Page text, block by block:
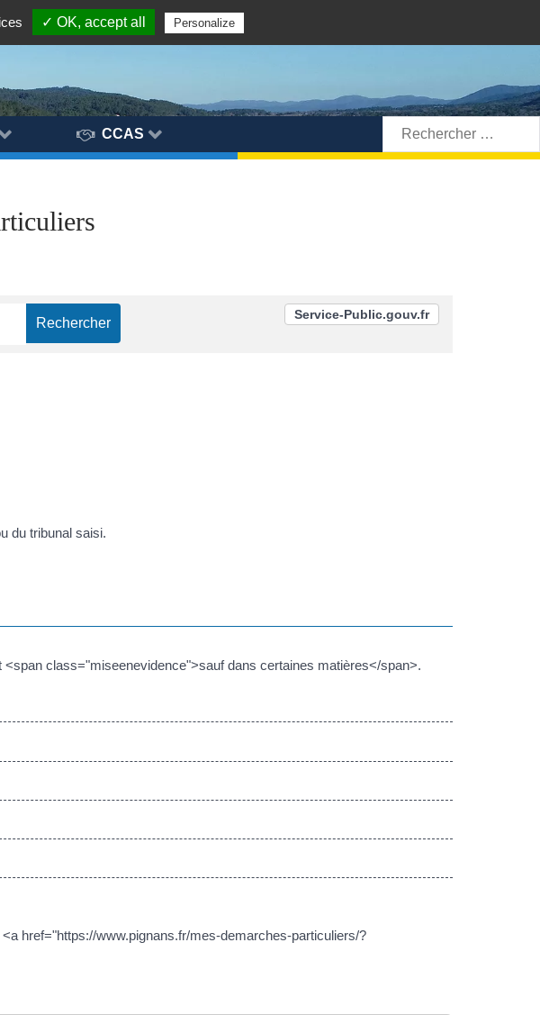
CCAS
Rechercher:
Service-Public.gouv.fr
du tribunal saisi.
class="miseenevidence">sauf dans certaines matières</span>.
href="https://www.pignans.fr/mes-demarches-particuliers/?
✓ OK, accept all Personalize